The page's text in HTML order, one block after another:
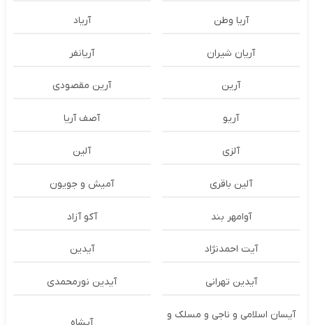
آریا وطن آریاد
آریان شیران آریانفر
آرین آرین مقصودی
آریو آصف آریا
آلزی آلین
آلین باقری آمیش و جویون
آوامهر بند آکو آزاد
آیت احمدنژاد آیدین
آیدین تهرانی آیدین نورمحمدی
آیسان اسلامی و ناجی و مسلک و
آیشاه